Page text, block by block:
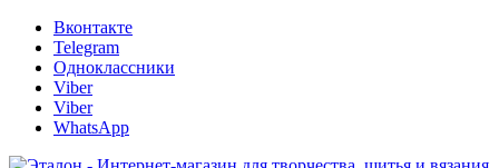
Вконтакте
Telegram
Одноклассники
Viber
Viber
WhatsApp